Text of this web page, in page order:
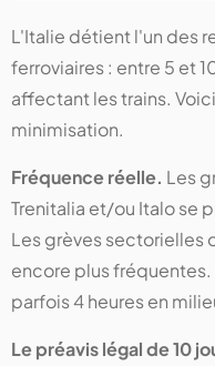
L'Italie détient l'un des
ferroviaires : entre 5 et
affectant les trains.
minimisation.
Fréquence réelle. Les
Trenitalia et/ou Italo se
Les grèves sectorielles
encore plus
parfois 4 heures en
Le préavis légal de 10